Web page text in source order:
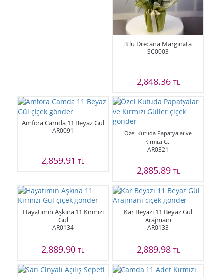
3 lü Drecana Marginata
SC0003
2,848.36 TL
Amfora Camda 11 Beyaz Gül
AR0091
2,859.91TL
Özel Kutuda Papatyalar ve
Kırmızı G..
AR0321
2,885.89 TL
Hayatımın Aşkına 11 Kırmızı
Gül
AR0134
2,889.90TL
Kar Beyazı 11 Beyaz Gül
Arajmanı
AR0133
2,889.98 TL